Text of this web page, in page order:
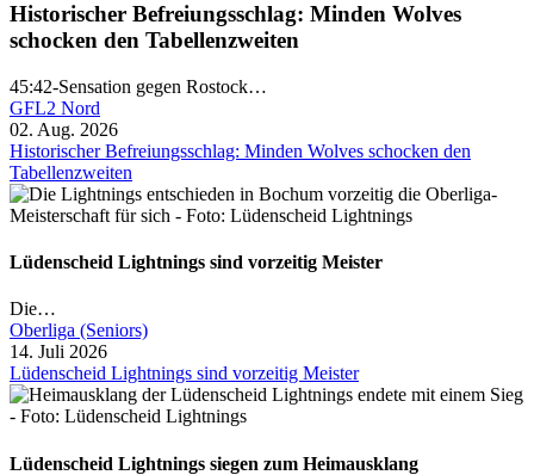
Historischer Befreiungsschlag: Minden Wolves
schocken den Tabellenzweiten
45:42-Sensation gegen Rostock…
GFL2 Nord
02. Aug. 2026
Historischer Befreiungsschlag: Minden Wolves schocken den
Tabellenzweiten
Lüdenscheid Lightnings sind vorzeitig Meister
Die…
Oberliga (Seniors)
14. Juli 2026
Lüdenscheid Lightnings sind vorzeitig Meister
Lüdenscheid Lightnings siegen zum Heimausklang